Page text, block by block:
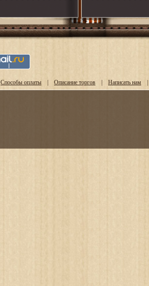
Способы оплаты | Описание торгов | Написать нам |